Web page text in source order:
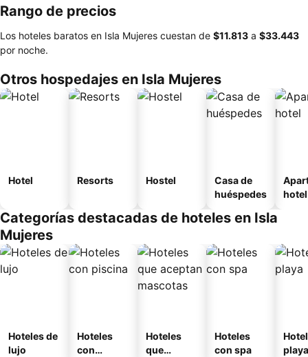
Rango de precios
Los hoteles baratos en Isla Mujeres cuestan de ‎$11.813 a ‎$33.443
por noche.
Otros hospedajes en Isla Mujeres
Hotel Resorts Hostel
Casa de
huéspedes
hotel
Categorías destacadas de hoteles en Isla
Mujeres
Hoteles de
lujo
Hoteles
con
Hoteles
que
Hoteles
con spa
playa